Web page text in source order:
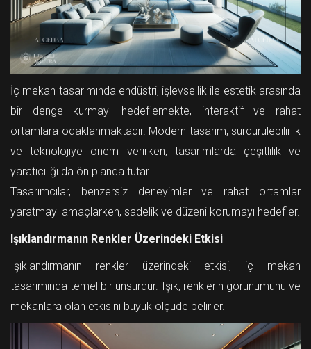
İç mekan tasarımında endüstri, işlevsellik ile estetik arasında
bir denge kurmayı hedeflemekte, interaktif ve rahat
ortamlara odaklanmaktadır. Modern tasarım, sürdürülebilirlik
ve teknolojiye önem verirken, tasarımlarda çeşitlilik ve
yaratıcılığı da ön planda tutar.
Tasarımcılar, benzersiz deneyimler ve rahat ortamlar
yaratmayı amaçlarken, sadelik ve düzeni korumayı hedefler.
Işıklandırmanın Renkler Üzerindeki Etkisi
Işıklandırmanın renkler üzerindeki etkisi, iç mekan
tasarımında temel bir unsurdur. Işık, renklerin görünümünü ve
mekanlara olan etkisini büyük ölçüde belirler.